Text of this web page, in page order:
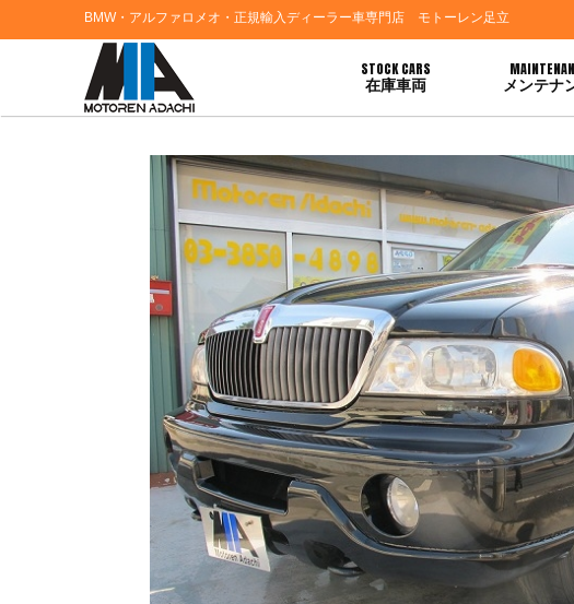
BMW・アルファロメオ・正規輸入ディーラー車専門店 モトーレン足立
STOCK CARS
在庫車両 メンテナ
HOME>お知らせ > ✩アメ車２台最新入庫！！✩